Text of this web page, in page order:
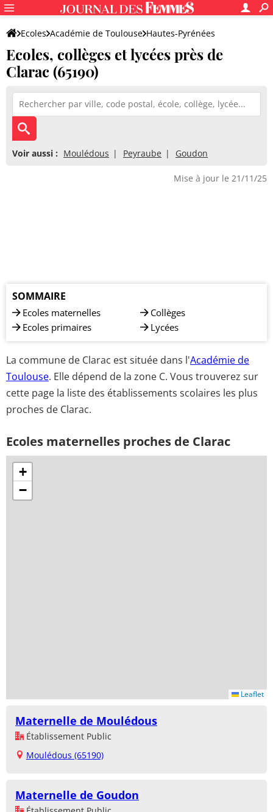
Ecoles Académie de Toulouse Hautes-Pyrénées
Ecoles, collèges et lycées près de
Clarac (65190)
Voir aussi : Moulédous Peyraube Goudon
Mise à jour le 21/11/25
SOMMAIRE
Ecoles maternelles
Ecoles primaires
Collèges
Lycées
La commune de Clarac est située dans l'Académie de
Toulouse. Elle dépend de la zone C. Vous trouverez sur
cette page la liste des établissements scolaires les plus
proches de Clarac.
Ecoles maternelles proches de Clarac
+
−
Leaflet
Maternelle de Moulédous
Établissement Public
Moulédous (65190)
Maternelle de Goudon